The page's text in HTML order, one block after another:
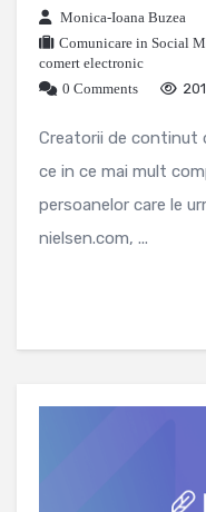
Monica-Ioana Buzea
Comunicare in Social
comert electronic
0 Comments
Creatorii de continut
ce in ce mai mult
persoanelor care le
nielsen.com, ...